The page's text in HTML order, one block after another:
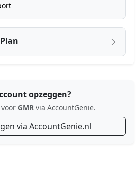
opzeggen?
GMR via AccountGenie.
via AccountGenie.nl